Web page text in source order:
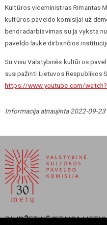
Kultūros viceministras Rimantas
kultūros paveldo komisijai už
bendradarbiavimas su ja vyksta
paveldo lauke dirbančios
Su visu Valstybinės kultūros
susipažinti Lietuvos Respublikos
https://www.youtube.com/
Informacija atnaujinta 2022-09-23
BIUDŽETINĖ ĮSTAIGA